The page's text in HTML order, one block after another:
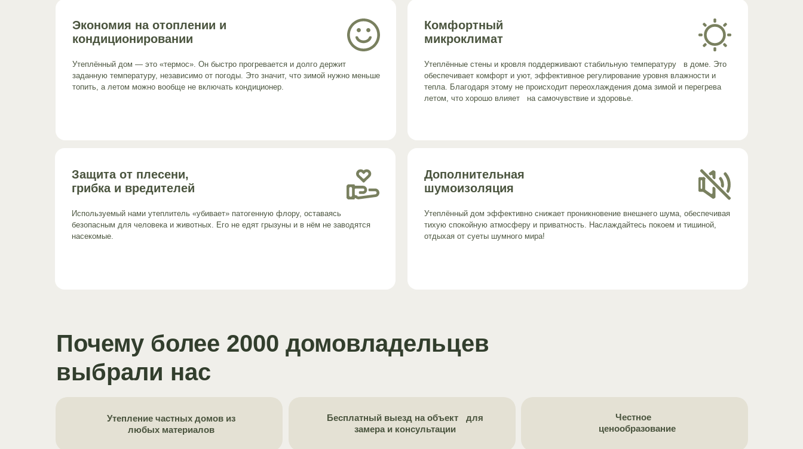
Экономия на отоплении и
кондиционировании
Утеплённый дом — это «термос». Он быстро прогревается и долго держит
заданную температуру, независимо от погоды. Это значит, что зимой нужно меньше
топить, а летом можно вообще не включать кондиционер.
Комфортный
микроклимат
Утеплённые стены и кровля поддерживают стабильную температуру в доме. Это
обеспечивает комфорт и уют, эффективное регулирование уровня влажности и
тепла. Благодаря этому не происходит переохлаждения дома зимой и перегрева
летом, что хорошо влияет на самочувствие и здоровье.
Защита от плесени,
грибка и вредителей
Используемый нами утеплитель «убивает» патогенную флору, оставаясь
безопасным для человека и животных. Его не едят грызуны и в нём не заводятся
насекомые.
Дополнительная
шумоизоляция
Утеплённый дом эффективно снижает проникновение внешнего шума, обеспечивая
тихую спокойную атмосферу и приватность. Наслаждайтесь покоем и тишиной,
отдыхая от суеты шумного мира!
Почему более 2000 домовладельцев
выбрали нас
Утепление частных домов из
любых материалов
Бесплатный выезд на объект для
замера и консультации
Честное
ценообразование